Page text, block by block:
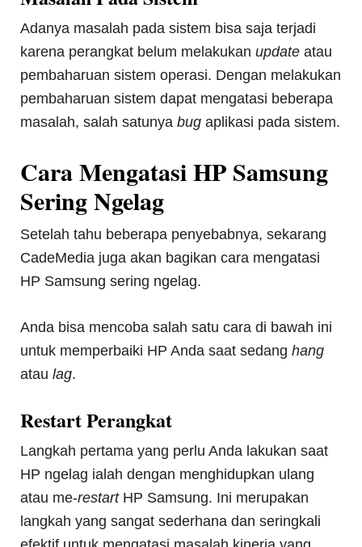
Adanya masalah pada sistem bisa saja terjadi
karena perangkat belum melakukanupdateatau
pembaharuan sistem operasi. Dengan melakukan
pembaharuan sistem dapat mengatasi beberapa
masalah, salah satunyabugaplikasi pada sistem.
Cara Mengatasi HP Samsung
Sering Ngelag
Setelah tahu beberapa penyebabnya, sekarang
CadeMedia juga akan bagikan cara mengatasi
HP Samsung sering ngelag.
Anda bisa mencoba salah satu cara di bawah ini
untuk memperbaiki HP Anda saat sedanghang
ataulag.
Restart Perangkat
Langkah pertama yang perlu Anda lakukan saat
HP ngelag ialah dengan menghidupkan ulang
atau me-restart HP Samsung. Ini merupakan
langkah yang sangat sederhana dan seringkali